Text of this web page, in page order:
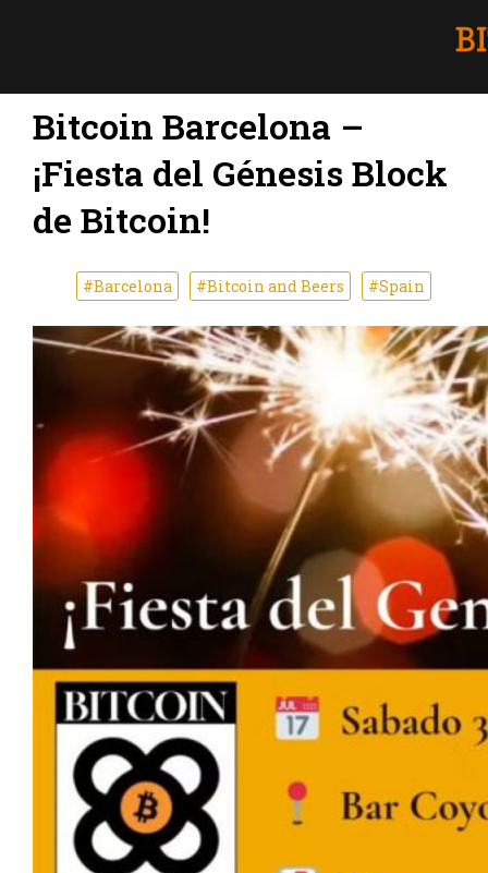
Bitcoin Barcelona –
¡Fiesta del Génesis Block
de Bitcoin!
#Barcelona #Bitcoin and Beers #Spain